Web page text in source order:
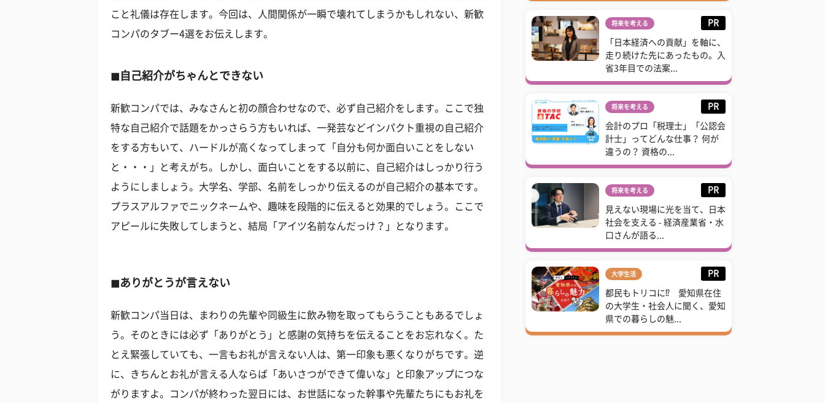
こと礼儀は存在します。今回は、人間関係が一瞬で壊れてしまうかもしれない、新歓
コンパのタブー4選をお伝えします。
◼︎自己紹介がちゃんとできない
新歓コンパでは、みなさんと初の顔合わせなので、必ず自己紹介をします。ここで独
特な自己紹介で話題をかっさらう方もいれば、一発芸などインパクト重視の自己紹介
をする方もいて、ハードルが高くなってしまって「自分も何か面白いことをしない
と・・・」と考えがち。しかし、面白いことをする以前に、自己紹介はしっかり行う
ようにしましょう。大学名、学部、名前をしっかり伝えるのが自己紹介の基本です。
プラスアルファでニックネームや、趣味を段階的に伝えると効果的でしょう。ここで
アピールに失敗してしまうと、結局「アイツ名前なんだっけ？」となります。
◼︎ありがとうが言えない
新歓コンパ当日は、まわりの先輩や同級生に飲み物を取ってもらうこともあるでしょ
う。そのときには必ず「ありがとう」と感謝の気持ちを伝えることをお忘れなく。た
とえ緊張していても、一言もお礼が言えない人は、第一印象も悪くなりがちです。逆
に、きちんとお礼が言える人ならば「あいさつができて偉いな」と印象アップにつな
がりますよ。コンパが終わった翌日には、お世話になった幹事や先輩たちにもお礼を
将来を考える PR
「日本経済への貢献」を軸に、
走り続けた先にあったもの。入
省3年目での法案...
将来を考える PR
会計のプロ「税理士」「公認会
計士」ってどんな仕事？ 何が
違うの？ 資格の...
将来を考える PR
見えない現場に光を当て、日本
社会を支える - 経済産業省・水
口さんが語る...
大学生活 PR
都民もトリコに⁉ 愛知県在住
の大学生・社会人に聞く、愛知
県での暮らしの魅...